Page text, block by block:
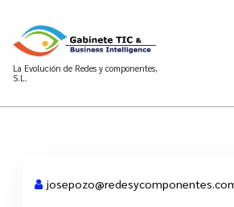
contenido
La Evolución de Redes y componentes,
S.L.